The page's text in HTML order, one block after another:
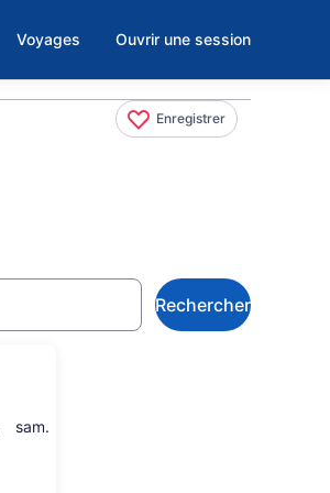
Voyages Ouvrir une session
Enregistrer
vendredi
sam.
Rechercher